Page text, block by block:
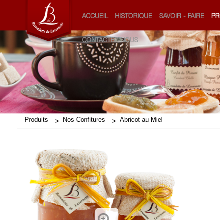
ACCUEIL HISTORIQUE SAVOIR - FAIRE
CONTACTEZ-NOUS
Produits Nos Confitures Abricot au Miel